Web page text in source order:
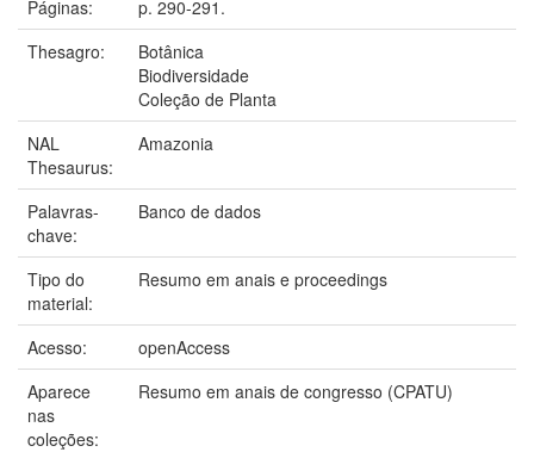
Páginas:
p. 290-291.
Thesagro:
Botânica
Biodiversidade
Coleção de Planta
NAL
Thesaurus:
Amazonia
Palavras-
chave:
Banco de dados
Tipo do
material:
Resumo em anais e proceedings
Acesso:
openAccess
Aparece
nas
coleções:
Resumo em anais de congresso (CPATU)